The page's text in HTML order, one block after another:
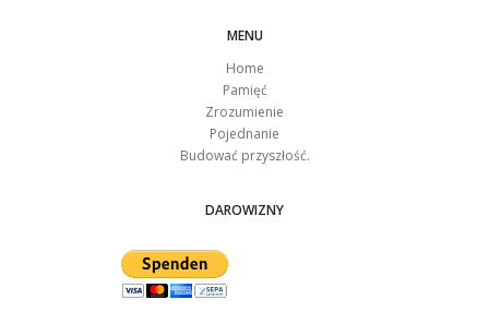
MENU
Home
Pamięć
Zrozumienie
Pojednanie
Budować przyszłość.
DAROWIZNY